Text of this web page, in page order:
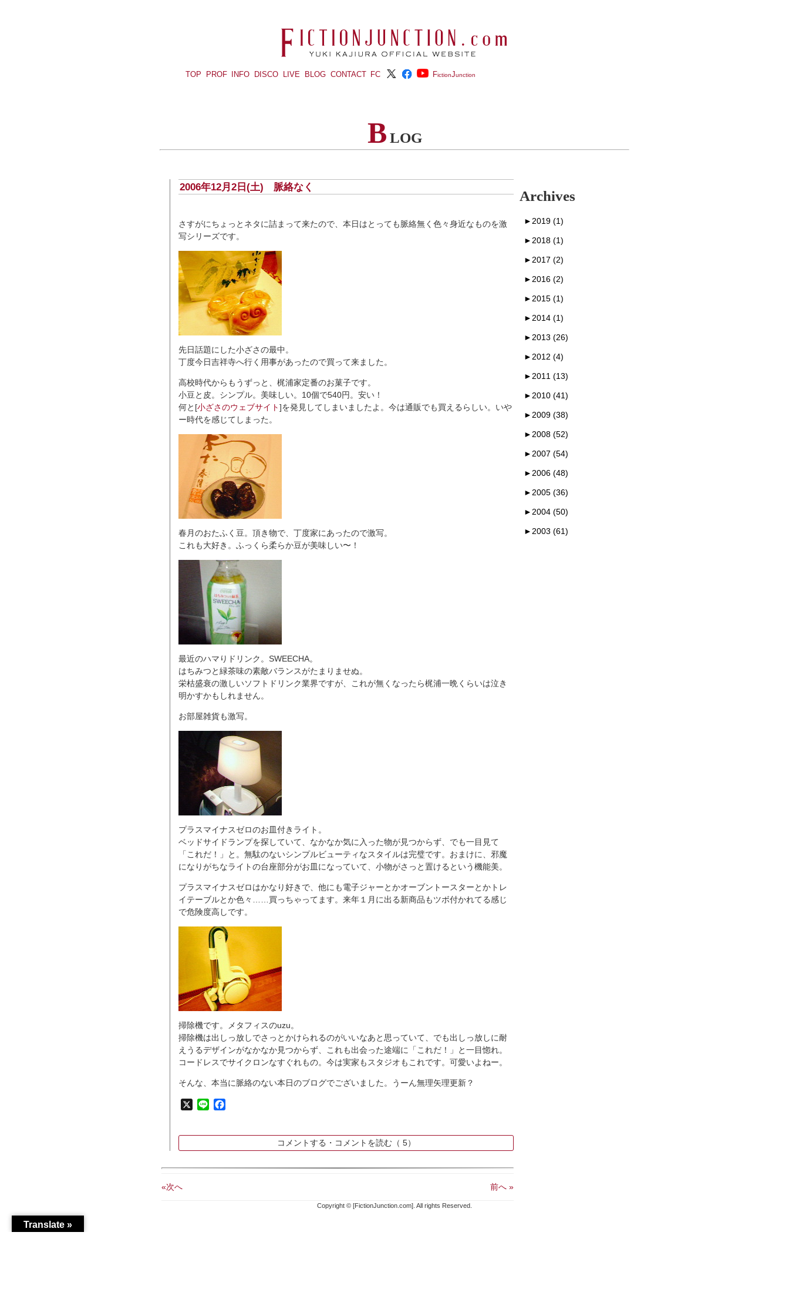
TOP PROF INFO DISCO LIVE BLOG CONTACT FC FictionJunction
B LOG
2006年12月2日(土) 脈絡なく
さすがにちょっとネタに詰まって来たので、本日はとっても脈絡無く色々身近なものを激
写シリーズです。
先日話題にした小ざさの最中。
丁度今日吉祥寺へ行く用事があったので買って来ました。
高校時代からもうずっと、梶浦家定番のお菓子です。
小豆と皮。シンプル。美味しい。10個で540円。安い！
何と[小ざさのウェブサイト]を発見してしまいましたよ。今は通販でも買えるらしい。いや
ー時代を感じてしまった。
春月のおたふく豆。頂き物で、丁度家にあったので激写。
これも大好き。ふっくら柔らか豆が美味しい〜！
最近のハマりドリンク。SWEECHA。
はちみつと緑茶味の素敵バランスがたまりませぬ。
栄枯盛衰の激しいソフトドリンク業界ですが、これが無くなったら梶浦一晩くらいは泣き
明かすかもしれません。
お部屋雑貨も激写。
プラスマイナスゼロのお皿付きライト。
ベッドサイドランプを探していて、なかなか気に入った物が見つからず、でも一目見て
「これだ！」と。無駄のないシンプルビューティなスタイルは完璧です。おまけに、邪魔
になりがちなライトの台座部分がお皿になっていて、小物がさっと置けるという機能美。
プラスマイナスゼロはかなり好きで、他にも電子ジャーとかオーブントースターとかトレ
イテーブルとか色々……買っちゃってます。来年１月に出る新商品もツボ付かれてる感じ
で危険度高しです。
掃除機です。メタフィスのuzu。
掃除機は出しっ放しでさっとかけられるのがいいなあと思っていて、でも出しっ放しに耐
えうるデザインがなかなか見つからず、これも出会った途端に「これだ！」と一目惚れ。
コードレスでサイクロンなすぐれもの。今は実家もスタジオもこれです。可愛いよねー。
そんな、本当に脈絡のない本日のブログでございました。うーん無理矢理更新？
X Line
コメントする・コメントを読む（ 5）
«次へ 前へ »
Archives
► 2019 (1)
► 2018 (1)
► 2017 (2)
► 2016 (2)
► 2015 (1)
► 2014 (1)
► 2013 (26)
► 2012 (4)
► 2011 (13)
► 2010 (41)
► 2009 (38)
► 2008 (52)
► 2007 (54)
► 2006 (48)
► 2005 (36)
► 2004 (50)
► 2003 (61)
Translate »
Copyright © [FictionJunction.com]. All rights Reserved.